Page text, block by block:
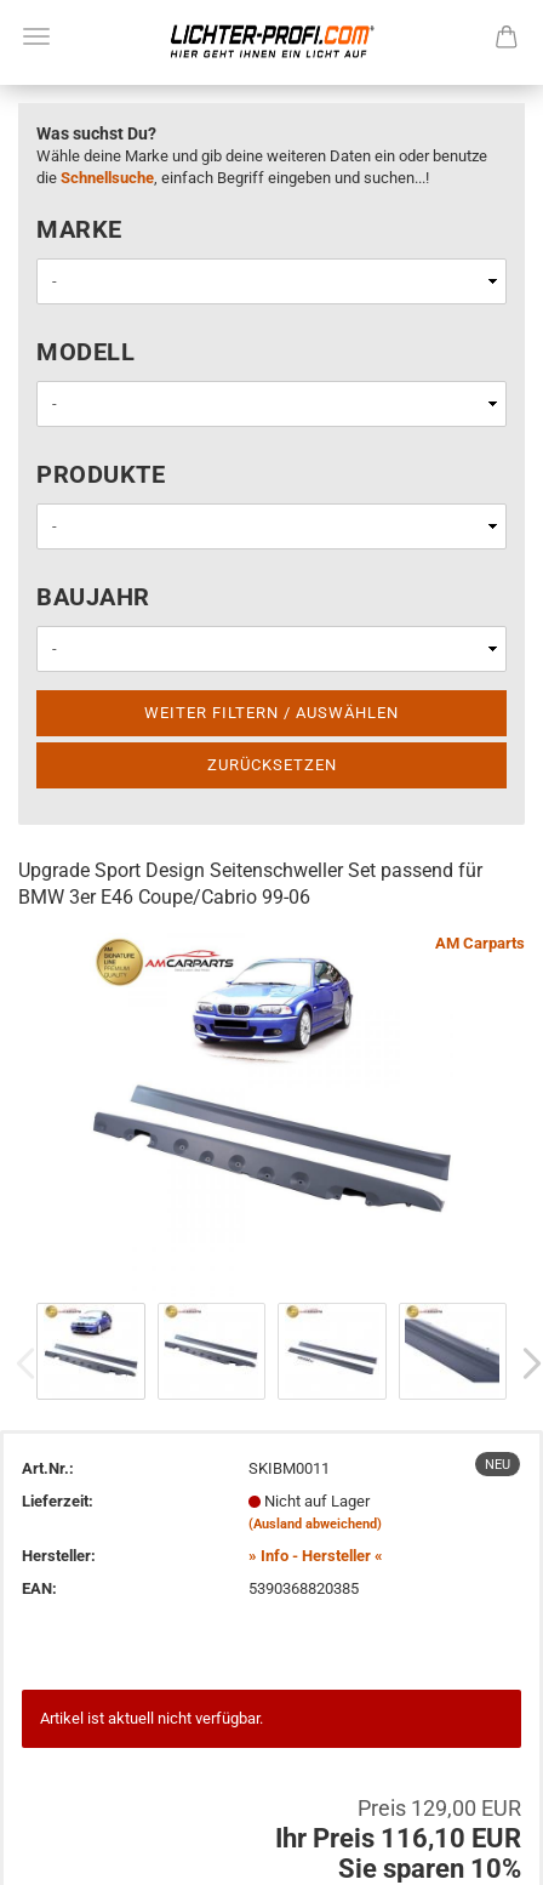
Was suchst Du?
Wähle deine Marke und gib deine weiteren Daten ein oder benutze
die Schnellsuche, einfach Begriff eingeben und suchen...!
MARKE
MARKE
MODELL
MODELL
PRODUKTE
PRODUKTE
BAUJAHR
BAUJAHR
WEITER FILTERN / AUSWÄHLEN
ZURÜCKSETZEN
Upgrade Sport Design Seitenschweller Set passend für
BMW 3er E46 Coupe/Cabrio 99-06
AM Carparts
NEU
Art.Nr.:
SKIBM0011
Lieferzeit:
Nicht auf Lager
(Ausland abweichend)
Hersteller:
» Info - Hersteller «
EAN:
5390368820385
Artikel ist aktuell nicht verfügbar.
Preis 129,00 EUR
Ihr Preis 116,10 EUR
Sie sparen 10%